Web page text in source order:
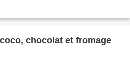
chocolat et fromage